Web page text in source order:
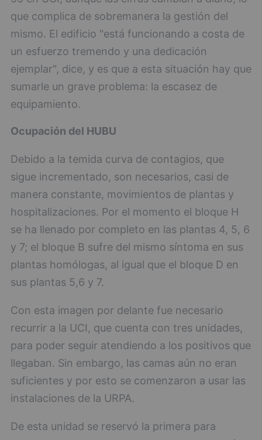
que complica de sobremanera la gestión del
mismo. El edificio "está funcionando a costa de
un esfuerzo tremendo y una dedicación
ejemplar", dice, y es que a esta situación hay que
sumarle un grave problema: la escasez de
equipamiento.
Ocupación del HUBU
Debido a la temida curva de contagios, que
sigue incrementado, son necesarios, casi de
manera constante, movimientos de plantas y
hospitalizaciones. Por el momento el bloque H
se ha llenado por completo en las plantas 4, 5, 6
y 7; el bloque B sufre del mismo síntoma en sus
plantas homólogas, al igual que el bloque D en
sus plantas 5,6 y 7.
Con esta imagen por delante fue necesario
recurrir a la UCI, que cuenta con tres unidades,
para poder seguir atendiendo a los positivos que
llegaban. Sin embargo, las camas aún no eran
suficientes y por esto se comenzaron a usar las
instalaciones de la URPA.
De esta unidad se reservó la primera para